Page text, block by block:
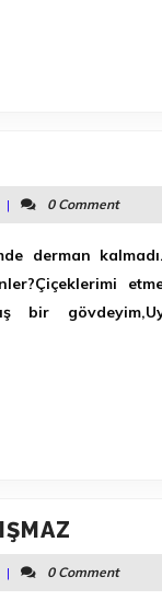
| 0 Comment
derman
bir
ÖFKE
| 0 Comment